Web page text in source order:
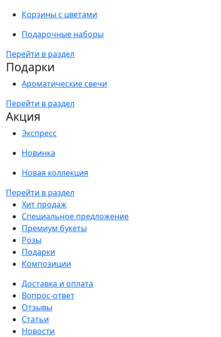
Корзины с цветами
Подарочные наборы
Перейти в раздел
Подарки
Ароматические свечи
Перейти в раздел
Акция
Экспресс
Новинка
Новая коллекция
Перейти в раздел
Хит продаж
Специальное предложение
Премиум букеты
Розы
Подарки
Композиции
Доставка и оплата
Вопрос-ответ
Отзывы
Статьи
Новости